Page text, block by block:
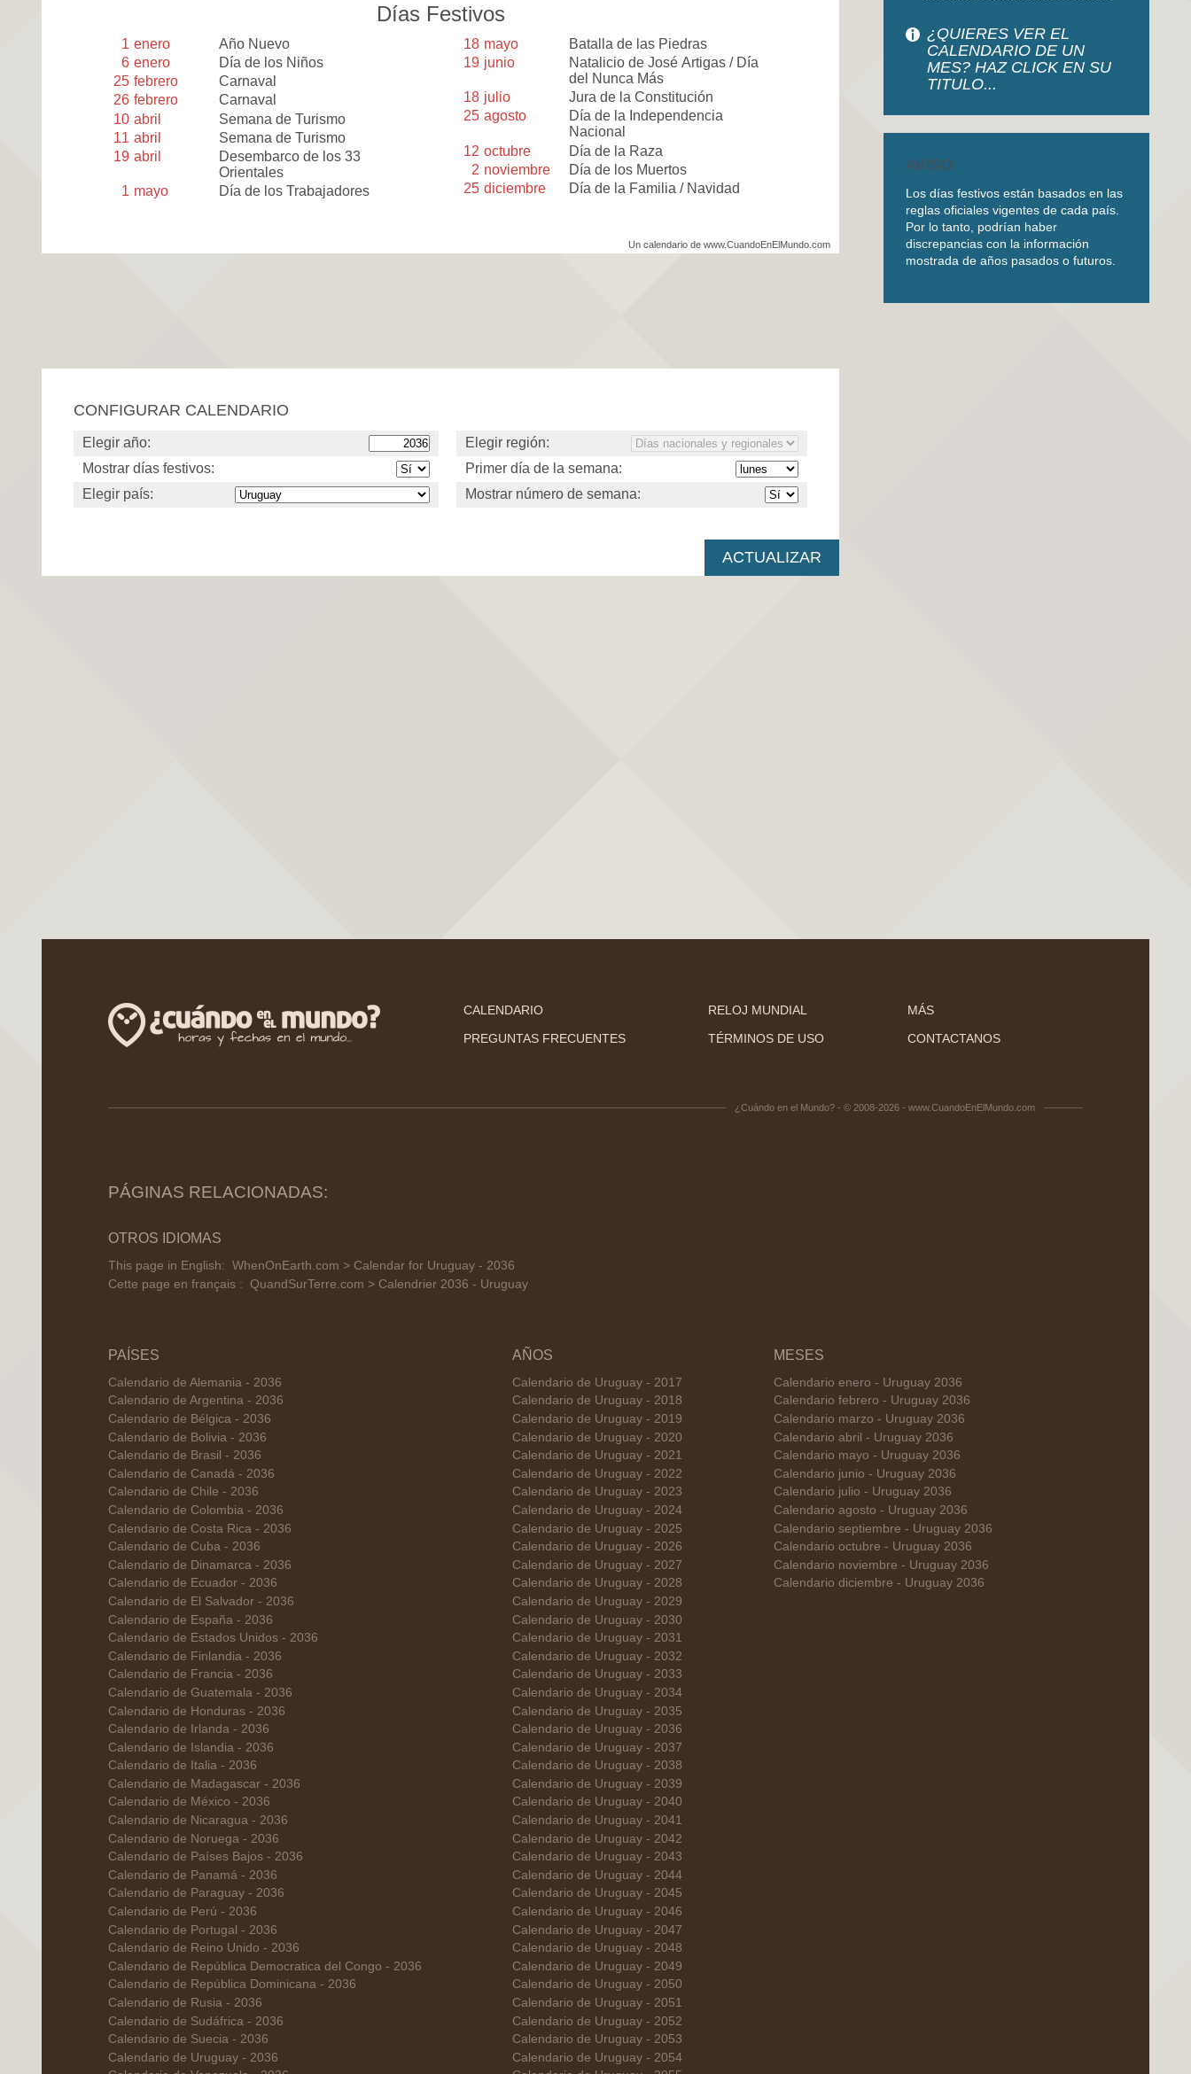
Días Festivos
1 enero
Año Nuevo
6 enero
Día de los Niños
25 febrero
Carnaval
26 febrero
Carnaval
10 abril
Semana de Turismo
11 abril
Semana de Turismo
19 abril
Desembarco de los 33
Orientales
1 mayo Día de los Trabajadores
18 mayo
Batalla de las Piedras
19 junio
Natalicio de José Artigas / Día
del Nunca Más
18 julio
Jura de la Constitución
25 agosto
Día de la Independencia
Nacional
12 octubre
Día de la Raza
2 noviembre
Día de los Muertos
25 diciembre Día de la Familia / Navidad
Un calendario de www.CuandoEnElMundo.com
CONFIGURAR CALENDARIO
Elegir año:
Mostrar días festivos:
Elegir país:
Elegir región:
Primer día de la semana:
Mostrar número de semana:
¿QUIERES VER EL
CALENDARIO DE UN
MES? HAZ CLICK EN SU
TITULO...
AVISO
Los días festivos están basados en las
reglas oficiales vigentes de cada país.
Por lo tanto, podrían haber
discrepancias con la información
mostrada de años pasados o futuros.
CALENDARIO RELOJ MUNDIAL
MÁS
PREGUNTAS FRECUENTES
TÉRMINOS DE USO CONTACTANOS
¿Cuándo en el Mundo? - © 2008-2026 - www.CuandoEnElMundo.com
PÁGINAS RELACIONADAS:
OTROS IDIOMAS
This page in English: WhenOnEarth.com > Calendar for Uruguay - 2036
Cette page en français : QuandSurTerre.com > Calendrier 2036 - Uruguay
PAÍSES
Calendario de Alemania - 2036
Calendario de Argentina - 2036
Calendario de Bélgica - 2036
Calendario de Bolivia - 2036
Calendario de Brasil - 2036
Calendario de Canadá - 2036
Calendario de Chile - 2036
Calendario de Colombia - 2036
Calendario de Costa Rica - 2036
Calendario de Cuba - 2036
Calendario de Dinamarca - 2036
Calendario de Ecuador - 2036
Calendario de El Salvador - 2036
Calendario de España - 2036
Calendario de Estados Unidos - 2036
Calendario de Finlandia - 2036
Calendario de Francia - 2036
Calendario de Guatemala - 2036
Calendario de Honduras - 2036
Calendario de Irlanda - 2036
Calendario de Islandia - 2036
Calendario de Italia - 2036
Calendario de Madagascar - 2036
Calendario de México - 2036
Calendario de Nicaragua - 2036
Calendario de Noruega - 2036
Calendario de Países Bajos - 2036
Calendario de Panamá - 2036
Calendario de Paraguay - 2036
Calendario de Perú - 2036
Calendario de Portugal - 2036
Calendario de Reino Unido - 2036
Calendario de República Democratica del Congo - 2036
Calendario de República Dominicana - 2036
Calendario de Rusia - 2036
Calendario de Sudáfrica - 2036
Calendario de Suecia - 2036
Calendario de Uruguay - 2036
AÑOS
Calendario de Uruguay - 2017
Calendario de Uruguay - 2018
Calendario de Uruguay - 2019
Calendario de Uruguay - 2020
Calendario de Uruguay - 2021
Calendario de Uruguay - 2022
Calendario de Uruguay - 2023
Calendario de Uruguay - 2024
Calendario de Uruguay - 2025
Calendario de Uruguay - 2026
Calendario de Uruguay - 2027
Calendario de Uruguay - 2028
Calendario de Uruguay - 2029
Calendario de Uruguay - 2030
Calendario de Uruguay - 2031
Calendario de Uruguay - 2032
Calendario de Uruguay - 2033
Calendario de Uruguay - 2034
Calendario de Uruguay - 2035
Calendario de Uruguay - 2036
Calendario de Uruguay - 2037
Calendario de Uruguay - 2038
Calendario de Uruguay - 2039
Calendario de Uruguay - 2040
Calendario de Uruguay - 2041
Calendario de Uruguay - 2042
Calendario de Uruguay - 2043
Calendario de Uruguay - 2044
Calendario de Uruguay - 2045
Calendario de Uruguay - 2046
Calendario de Uruguay - 2047
Calendario de Uruguay - 2048
Calendario de Uruguay - 2049
Calendario de Uruguay - 2050
Calendario de Uruguay - 2051
Calendario de Uruguay - 2052
Calendario de Uruguay - 2053
Calendario de Uruguay - 2054
MESES
Calendario enero - Uruguay 2036
Calendario febrero - Uruguay 2036
Calendario marzo - Uruguay 2036
Calendario abril - Uruguay 2036
Calendario mayo - Uruguay 2036
Calendario junio - Uruguay 2036
Calendario julio - Uruguay 2036
Calendario agosto - Uruguay 2036
Calendario septiembre - Uruguay 2036
Calendario octubre - Uruguay 2036
Calendario noviembre - Uruguay 2036
Calendario diciembre - Uruguay 2036